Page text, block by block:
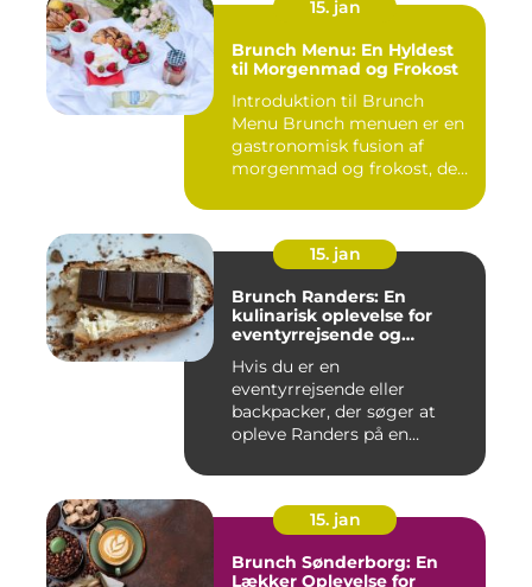
15. jan
Brunch Menu: En Hyldest
til Morgenmad og Frokost
Introduktion til Brunch
Menu Brunch menuen er en
gastronomisk fusion af
morgenmad og frokost, der
15. jan
Brunch Randers: En
kulinarisk oplevelse for
eventyrrejsende og
Hvis du er en
eventyrrejsende eller
backpacker, der søger at
opleve Randers på en
15. jan
Brunch Sønderborg: En
Lækker Oplevelse for